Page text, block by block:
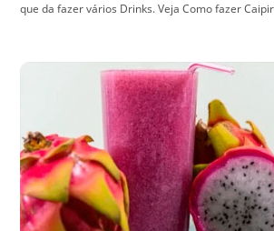
que da fazer vários Drinks. Veja Como fazer